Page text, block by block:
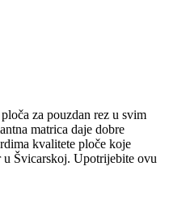
za pouzdan rez u svim
matrica daje dobre
kvalitete ploče koje
u Švicarskoj. Upotrijebite ovu